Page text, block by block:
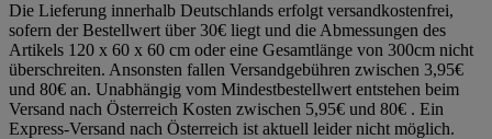
Die Lieferung innerhalb Deutschlands erfolgt versandkostenfrei,
sofern der Bestellwert über 30€ liegt und die Abmessungen des
Artikels 120 x 60 x 60 cm oder eine Gesamtlänge von 300cm nicht
überschreiten. Ansonsten fallen Versandgebühren zwischen 3,95€
und 80€ an. Unabhängig vom Mindestbestellwert entstehen beim
Versand nach Österreich Kosten zwischen 5,95€ und 80€ . Ein
Express-Versand nach Österreich ist aktuell leider nicht möglich.